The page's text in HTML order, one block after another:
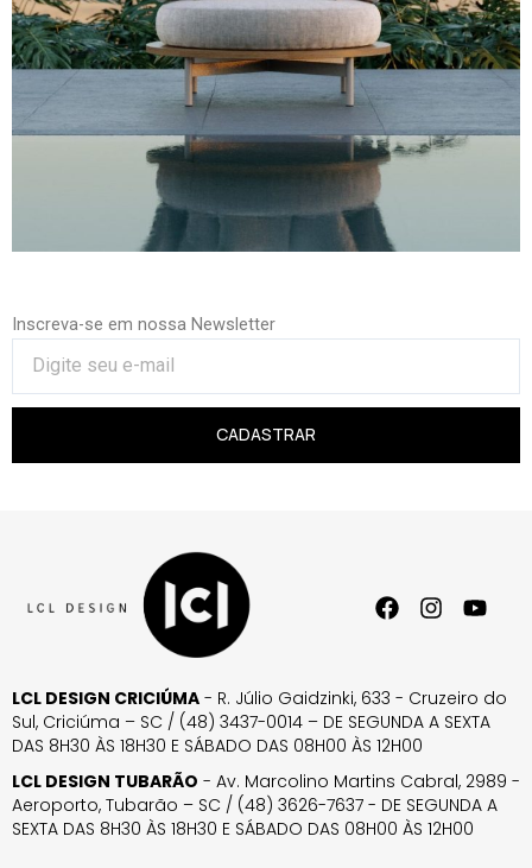
Inscreva-se em nossa Newsletter
CADASTRAR
LCL DESIGN CRICIÚMA - R. Júlio Gaidzinki, 633 - Cruzeiro do
Sul, Criciúma – SC / (48) 3437-0014 – DE SEGUNDA A SEXTA
DAS 8H30 ÀS 18H30 E SÁBADO DAS 08H00 ÀS 12H00
LCL DESIGN TUBARÃO - Av. Marcolino Martins Cabral, 2989 -
Aeroporto, Tubarão – SC / (48) 3626-7637 - DE SEGUNDA A
SEXTA DAS 8H30 ÀS 18H30 E SÁBADO DAS 08H00 ÀS 12H00